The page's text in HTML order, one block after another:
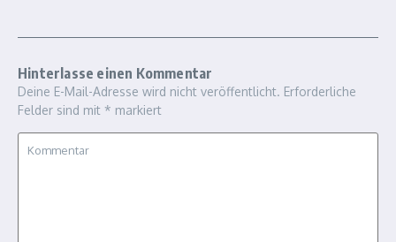
Hinterlasse einen Kommentar
Deine E-Mail-Adresse wird nicht veröffentlicht. Erforderliche
Felder sind mit * markiert